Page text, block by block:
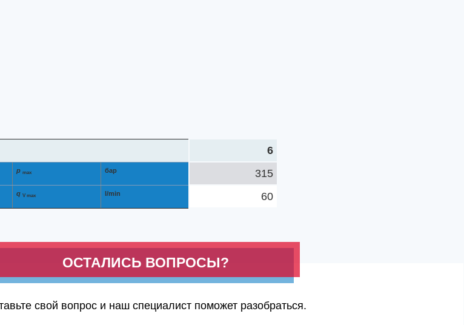
6
p max бар 315
q V max l/min 60
ОСТАЛИСЬ ВОПРОСЫ?
свой вопрос и наш специалист поможет разобраться.